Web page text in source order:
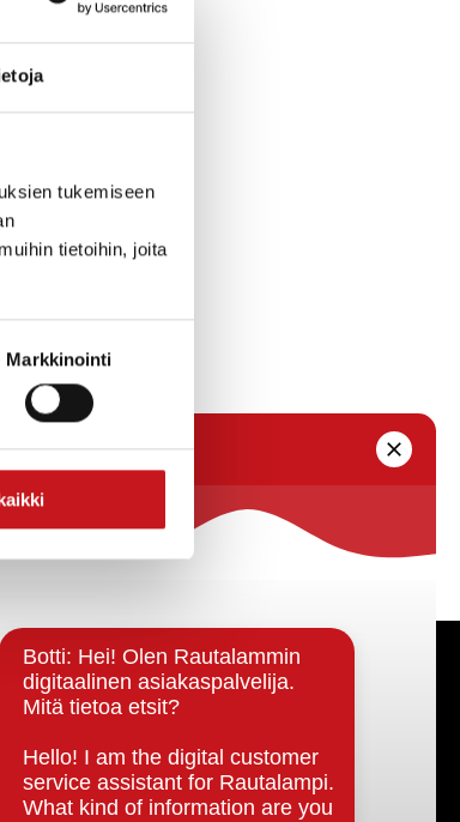
tukemiseen
tietoihin, joita
Markkinointi
ja lähidemokratia
esityslistat & pöytäkirjat